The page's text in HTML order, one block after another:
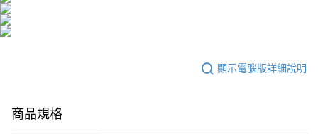
海外配送(馬來西亞)
顯示電腦版詳細說明
商品規格